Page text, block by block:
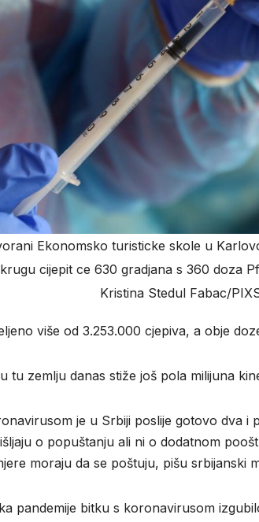
Ekonomsko turisticke skole u
cijepit ce 630 gradjana s 360 doza
Kristina Stedul Fabac/
više od 3.253.000 cjepiva, a obje
tu zemlju danas stiže još pola milijuna
je u Srbiji poslije gotovo dva i
o popuštanju ali ni o dodatnom
moraju da se poštuju, pišu srbijanski
pandemije bitku s koronavirusom